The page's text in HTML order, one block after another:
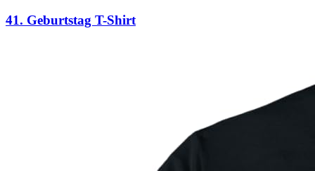
41. Geburtstag T-Shirt